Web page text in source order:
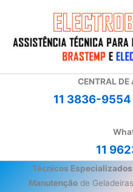
conteúdo
CENTRAL DE
11 3836-9554
11
Técnicos Especializados
Manutenção de